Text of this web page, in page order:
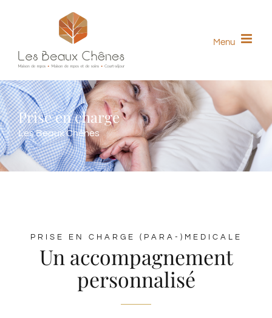
Menu
Prise en charge
Les Beaux Chênes
PRISE EN CHARGE (PARA-)MEDICALE
Un accompagnement
personnalisé